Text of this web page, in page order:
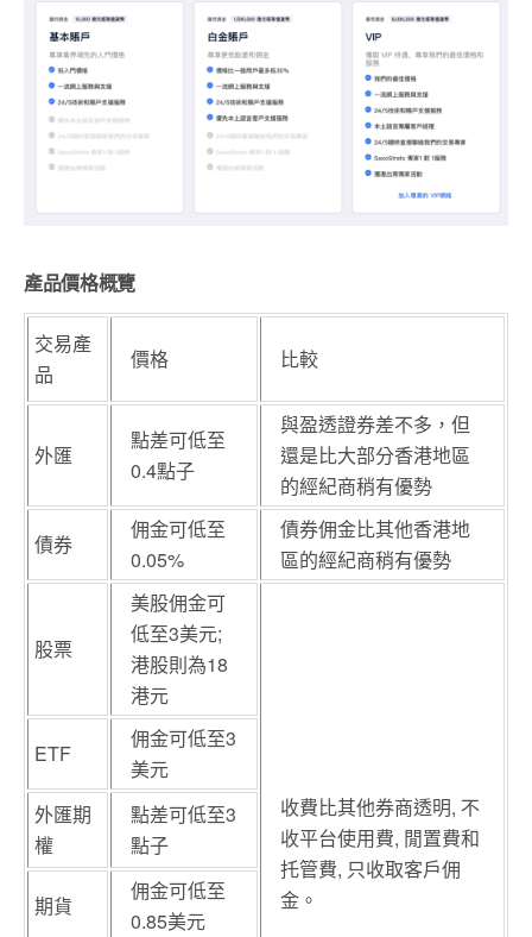
產品價格概覽
交易產
品
價格 比較
外匯
點差可低至
0.4點子
與盈透證券差不多，但
還是比大部分香港地區
的經紀商稍有優勢
債券
佣金可低至
0.05%
債券佣金比其他香港地
區的經紀商稍有優勢
股票
美股佣金可
低至3美元;
港股則為18
港元
收費比其他券商透明, 不
收平台使用費, 閒置費和
托管費, 只收取客戶佣
金。
ETF
佣金可低至3
美元
外匯期
權
點差可低至3
點子
期貨
佣金可低至
0.85美元